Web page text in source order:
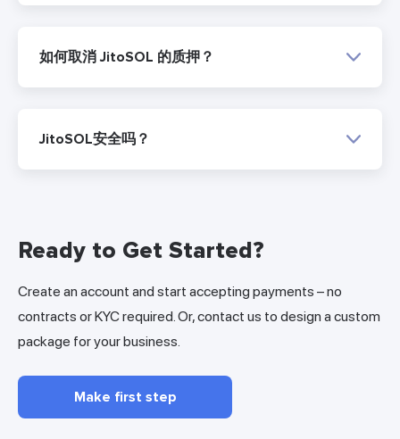
如何取消 JitoSOL 的质押？
JitoSOL安全吗？
Ready to Get Started?
Create an account and start accepting payments – no
contracts or KYC required. Or, contact us to design a custom
package for your business.
Make first step